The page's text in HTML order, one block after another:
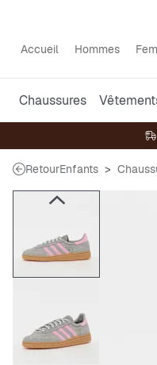
Accueil Hommes
Chaussures
RetourEnfants